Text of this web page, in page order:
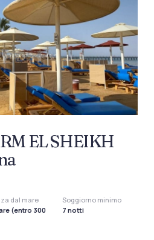
EL SHEIKH
dal mare
(entro 300
Soggiorno minimo
7 notti